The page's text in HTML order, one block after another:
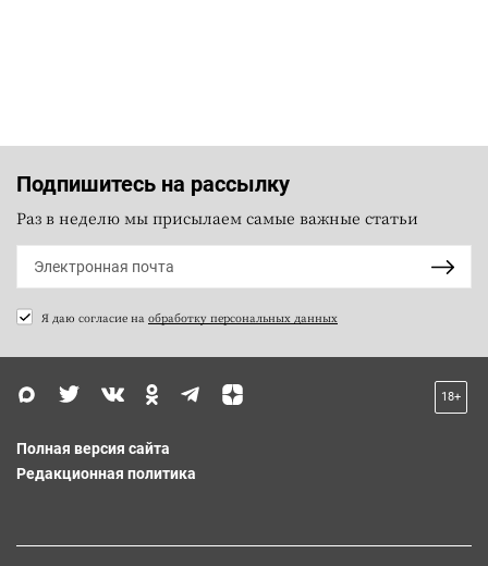
Подпишитесь на рассылку
Раз в неделю мы присылаем самые важные статьи
Я даю согласие на обработку персональных данных
18+
Полная версия сайта
Редакционная политика